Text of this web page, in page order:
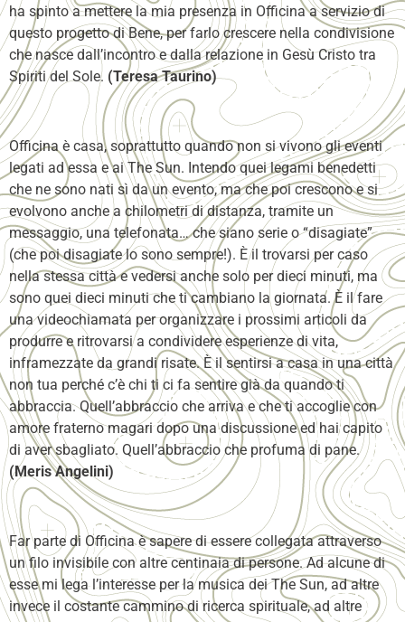
ha spinto a mettere la mia presenza in Officina a servizio di
questo progetto di Bene, per farlo crescere nella condivisione
che nasce dall’incontro e dalla relazione in Gesù Cristo tra
Spiriti del Sole. (Teresa Taurino)
Officina è casa, soprattutto quando non si vivono gli eventi
legati ad essa e ai The Sun. Intendo quei legami benedetti
che ne sono nati sì da un evento, ma che poi crescono e si
evolvono anche a chilometri di distanza, tramite un
messaggio, una telefonata… che siano serie o “disagiate”
(che poi disagiate lo sono sempre!). È il trovarsi per caso
nella stessa città e vedersi anche solo per dieci minuti, ma
sono quei dieci minuti che ti cambiano la giornata. È il fare
una videochiamata per organizzare i prossimi articoli da
produrre e ritrovarsi a condividere esperienze di vita,
inframezzate da grandi risate. È il sentirsi a casa in una città
non tua perché c’è chi ti ci fa sentire già da quando ti
abbraccia. Quell’abbraccio che arriva e che ti accoglie con
amore fraterno magari dopo una discussione ed hai capito
di aver sbagliato. Quell’abbraccio che profuma di pane.
(Meris Angelini)
Far parte di Officina è sapere di essere collegata attraverso
un filo invisibile con altre centinaia di persone. Ad alcune di
esse mi lega l’interesse per la musica dei The Sun, ad altre
invece il costante cammino di ricerca spirituale, ad altre